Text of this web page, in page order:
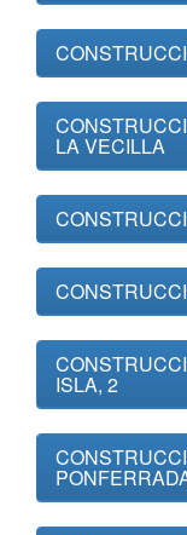
LA VECILLA
ISLA, 2